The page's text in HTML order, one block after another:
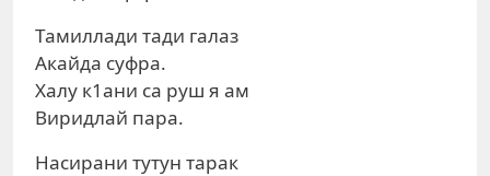
Тамиллади тади галаз
Акайда суфра.
Халу к1ани са руш я ам
Виридлай пара.
Насирани тутун тарак